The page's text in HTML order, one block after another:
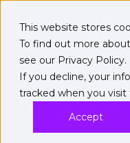
This website stores
To find out more
see our Privacy Policy.
If you decline, your
tracked when you visit
Accept
エンタ